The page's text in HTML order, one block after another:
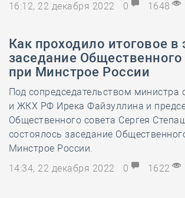
16:12, 22 декабря 2022
0 1648
Как проходило итоговое в
заседание Общественного
при Минстрое России
Под сопредседательством министра
и ЖКХ РФ Ирека Файзуллина и
Общественного совета Сергея
состоялось заседание
Минстрое России.
14:34, 22 декабря 2022
0 1622